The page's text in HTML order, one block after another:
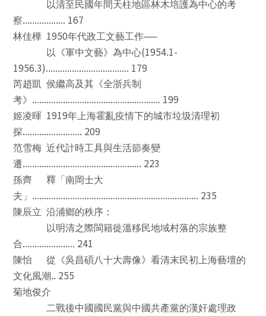
以清至民國年間天柱地區林木培護為中心的考
察.................. 167
林佳樺 1950年代政工文藝工作──
以《軍中文藝》為中心(1954.1-
1956.3)................................... 179
芮趙凱 侯繼高及其《全浙兵制
考》 ...................................................... 199
姬凌暉 1919年上海霍亂疫情下的城市垃圾清理初
探......................... 209
范雪梅 近代計時工具與生活節奏變
遷.................................................. 223
孫齊
釋「南岡士大
夫」 ...................................................................... 235
陳辰立 沿浦鄉的秩序：
以明清之際閩籍徙溫移民地域村落的宗族整
合...................... 241
陳怡
從《吳昌碩八十大壽像》看清末民初上海藝壇的
文化風潮.. 255
菊地俊介
二戰後中國國民黨與中國共產黨的漢奸處理政